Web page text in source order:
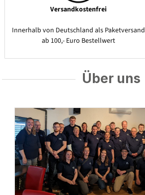
Versandkostenfrei
Innerhalb von Deutschland als Paketversand
ab 100,- Euro Bestellwert
Über uns